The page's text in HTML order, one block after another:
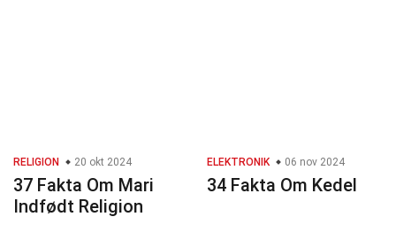
RELIGION 20 okt 2024
37 Fakta Om Mari
Indfødt Religion
ELEKTRONIK 06 nov 2024
34 Fakta Om Kedel